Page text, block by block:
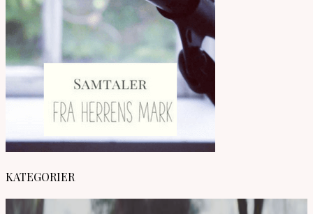
KATEGORIER